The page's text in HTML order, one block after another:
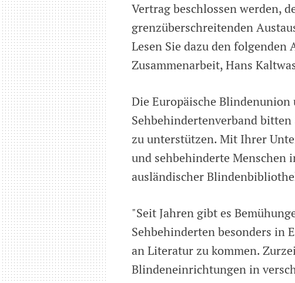
Vertrag beschlossen werden,
grenzüberschreitenden
Lesen Sie dazu den
Zusammenarbeit, Hans
Die Europäische
Sehbehindertenverband
zu unterstützen. Mit Ihrer
und sehbehinderte Menschen
ausländischer
"Seit Jahren gibt es
Sehbehinderten besonders in
an Literatur zu kommen.
Blindeneinrichtungen in